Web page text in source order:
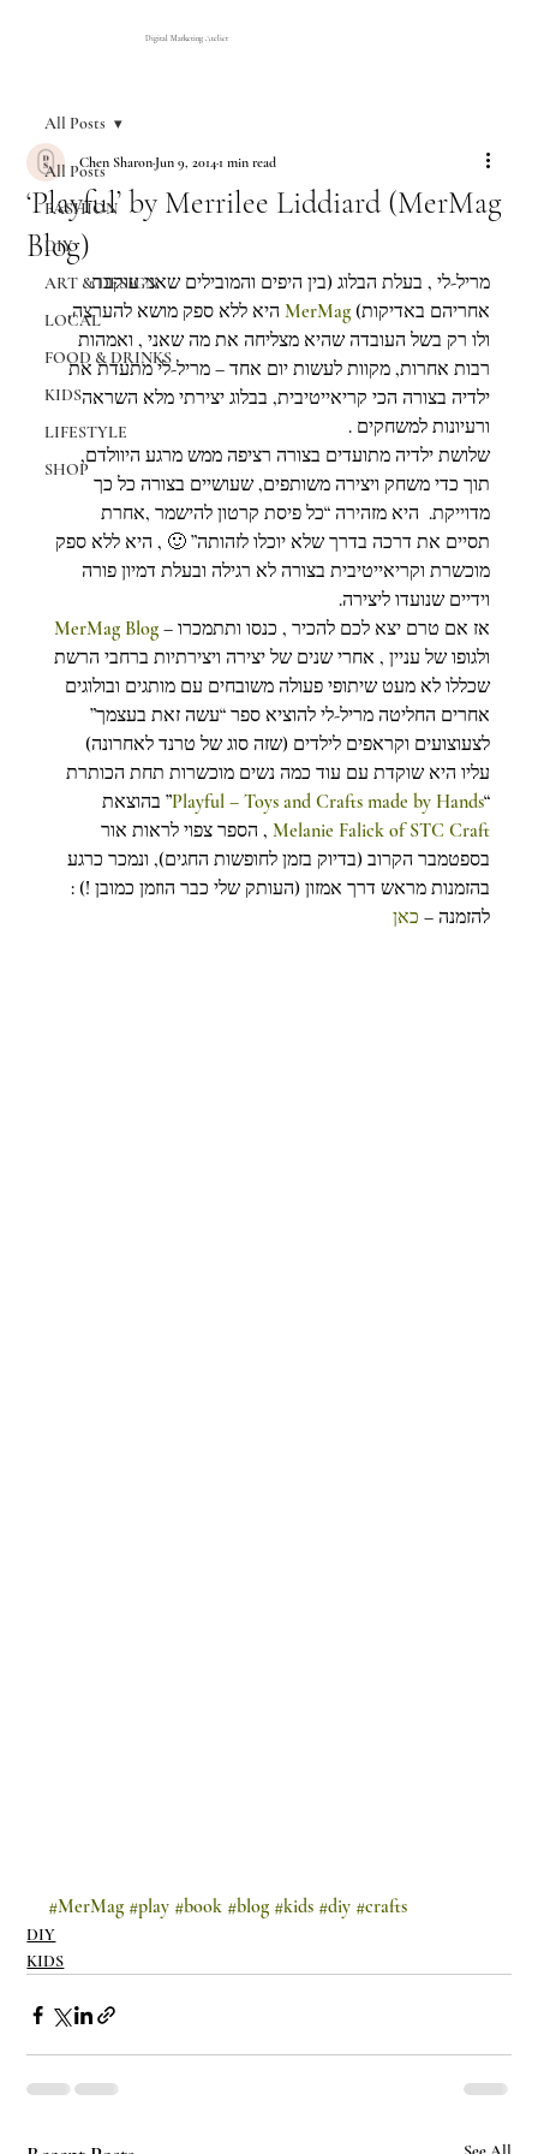
Digital Marketing Atelier
All Posts
FASHION
DIY
ART & DESIGN
LOCAL
FOOD & DRINKS
KIDS
LIFESTYLE
SHOP
All Posts
‘Playful’ by Merrilee Liddiard (MerMag
Blog)
Chen SharonJun 9, 20141 min read
מריל-לי , בעלת הבלוג (בין היפים והמובילים שאני עוקבת
אחריהם באדיקות) MerMag היא ללא ספק מושא להערצה,
ולו רק בשל העובדה שהיא מצליחה את מה שאני , ואמהות
רבות אחרות, מקוות לעשות יום אחד – מריל-לי מתעדת את
ילדיה בצורה הכי קריאייטיבית, בבלוג יצירתי מלא השראה
ורעיונות למשחקים .
שלושת ילדיה מתועדים בצורה רציפה ממש מרגע היוולדם,
תוך כדי משחק ויצירה משותפים, שעושיים בצורה כל כך
מדוייקת.  היא מזהירה “כל פיסת קרטון להישמר ,אחרת
תסיים את דרכה בדרך שלא יוכלו לזהותה” 🙂 , היא ללא ספק
מוכשרת וקריאייטיבית בצורה לא רגילה ובעלת דמיון פורה
וידיים שנועדו ליצירה.
אז אם טרם יצא לכם להכיר , כנסו ותתמכרו – MerMag Blog
ולגופו של עניין , אחרי שנים של יצירה ויצירתיות ברחבי הרשת
שכללו לא מעט שיתופי פעולה משובחים עם מותגים ובולוגים
אחרים החליטה מריל-לי להוציא ספר “עשה זאת בעצמך”
לצעוצועים וקראפים לילדים (שזה סוג של טרנד לאחרונה)
עליו היא שוקדת עם עוד כמה נשים מוכשרות תחת הכותרת
“
Playful – Toys and Crafts made by Hands” בהוצאת
Melanie Falick of STC Craft , הספר צפוי לראות אור
בספטמבר הקרוב (בדיוק בזמן לחופשות החגים), ונמכר כרגע
בהזמנות מראש דרך אמזון (העותק שלי כבר הוזמן כמובן !) :
להזמנה – כאן
#MerMag #play #book #blog #kids #diy #crafts
DIY
KIDS